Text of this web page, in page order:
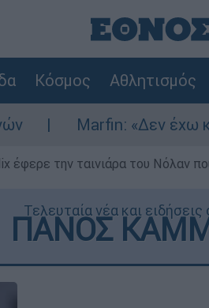
Κόσμος Αθλητισμός
«Δεν έχω καμία σχέση
έφερε την ταινιάρα του Νόλαν
Τελευταία νέα και ειδήσεις
ΠΑΝΟΣ